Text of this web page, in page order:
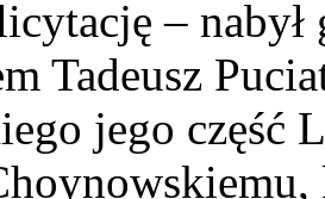
–
Tadeusz
jego część